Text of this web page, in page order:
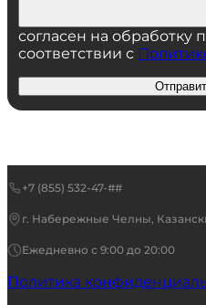
согласен на обработку
соответствии с
+7 (855) 532-47-##
г. Набережные Челны,
Ежедневно с 9:00 до 20:00
Политика